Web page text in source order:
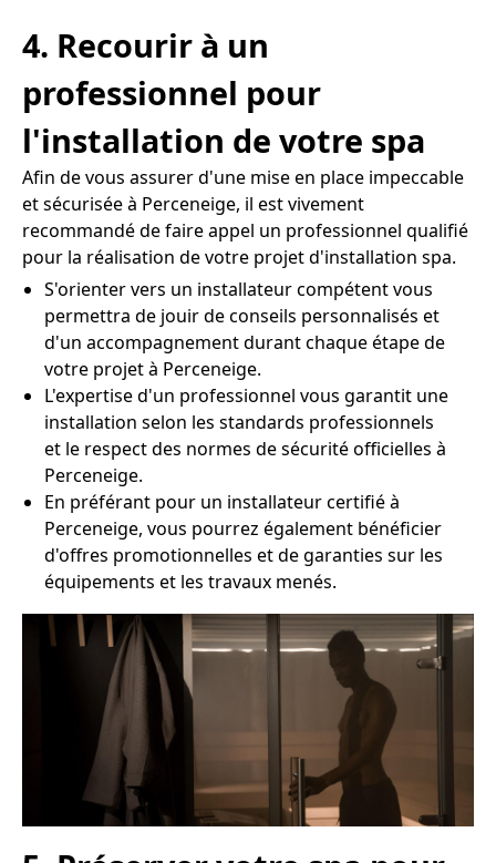
4. Recourir à un
professionnel pour
l'installation de votre spa
Afin de vous assurer d'une mise en place impeccable
et sécurisée à Perceneige, il est vivement
recommandé de faire appel un professionnel qualifié
pour la réalisation de votre projet d'installation spa.
S'orienter vers un installateur compétent vous
permettra de jouir de conseils personnalisés et
d'un accompagnement durant chaque étape de
votre projet à Perceneige.
L'expertise d'un professionnel vous garantit une
installation selon les standards professionnels
et le respect des normes de sécurité officielles à
Perceneige.
En préférant pour un installateur certifié à
Perceneige, vous pourrez également bénéficier
d'offres promotionnelles et de garanties sur les
équipements et les travaux menés.